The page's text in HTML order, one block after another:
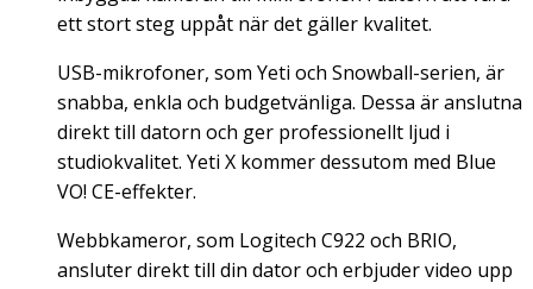
ett stort steg uppåt när det gäller kvalitet.
USB-mikrofoner, som Yeti och Snowball-serien, är
snabba, enkla och budgetvänliga. Dessa är anslutna
direkt till datorn och ger professionellt ljud i
studiokvalitet. Yeti X kommer dessutom med Blue
VO! CE-effekter.
Webbkameror, som Logitech C922 och BRIO,
ansluter direkt till din dator och erbjuder video upp